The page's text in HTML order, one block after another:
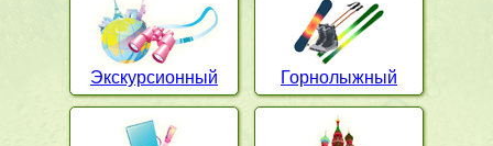
Экскурсионный Горнолыжный